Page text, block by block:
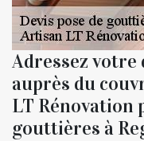
Adressez votre
auprès du
LT Rénovation
gouttières à